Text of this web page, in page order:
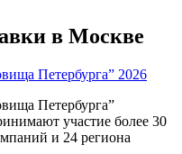
в Москве
Петербурга” 2026
Петербурга”
участие более 30
и 24 региона